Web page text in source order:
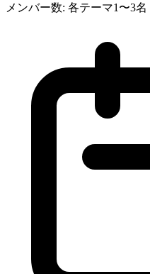
メンバー数: 各テーマ1〜3名